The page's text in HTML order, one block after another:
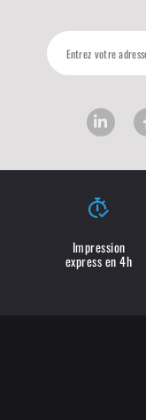
Impression
express en 4h